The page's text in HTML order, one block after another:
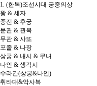
1. (한복)조선시대 궁중의상
왕 & 세자
중전 & 후궁
문관 & 관복
무관 & 사또
포졸 & 나장
상궁 & 내시 & 무녀
나인 & 생각시
수라간(상궁&나인)
취타대&악사복